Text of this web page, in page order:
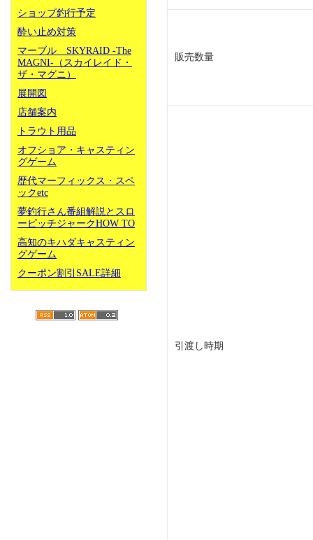
ショップ釣行予定
酔い止め対策
マーブル SKYRAID -The
MAGNI-（スカイレイド・
ザ・マグニ）
展開図
店舗案内
トラウト用品
オフショア・キャスティン
グゲーム
歴代マーフィックス・スペ
ックetc
夢釣行さん番組解説とスロ
ーピッチジャークHOW TO
高知のキハダキャスティン
グゲーム
クーポン割引SALE詳細
販売数量
引渡し時期